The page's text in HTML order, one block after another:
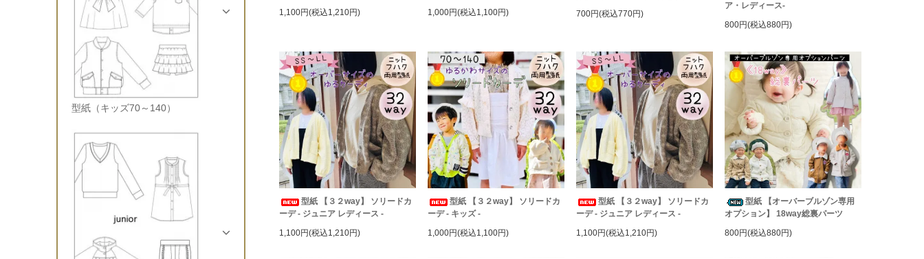
1,100円(税込1,210円)
1,000円(税込1,100円)
700円(税込770円)
ア・レディース-
800円(税込880円)
型紙 【３２way】 ソリードカ
ーデ - ジュニア レディース -
1,100円(税込1,210円)
型紙 【３２way】 ソリードカ
ーデ - キッズ -
1,000円(税込1,100円)
型紙 【３２way】 ソリードカ
ーデ - ジュニア レディース -
1,100円(税込1,210円)
型紙 【オーバーブルゾン専用
オプション】 18way総裏パーツ
800円(税込880円)
型紙（キッズ70～140）